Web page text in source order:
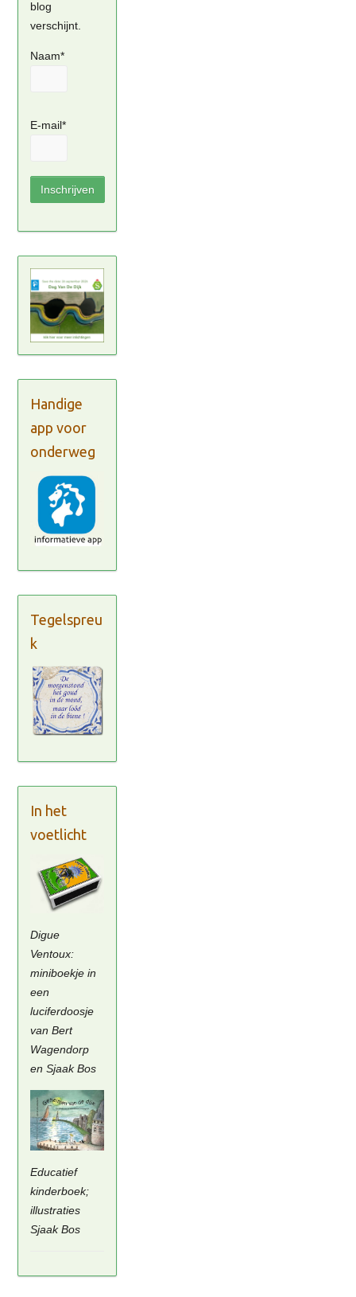
blog
verschijnt.
Naam*
E-mail*
Handige
app voor
onderweg
Tegelspreu
k
In het
voetlicht
Digue
Ventoux:
miniboekje in
een
luciferdoosje
van Bert
Wagendorp
en Sjaak Bos
Educatief
kinderboek;
illustraties
Sjaak Bos